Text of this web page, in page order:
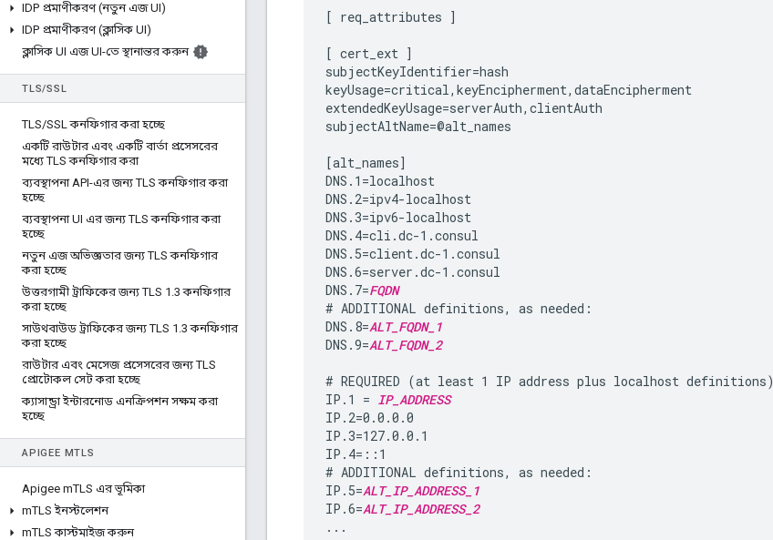
IDP প্রমাণীকরণ (নতুন এজ UI)
IDP প্রমাণীকরণ (ক্লাসিক UI)
ক্লাসিক UI এজ UI-তে স্থানান্তর করুন
TLS/SSL
TLS/SSL কনফিগার করা হচ্ছে
একটি রাউটার এবং একটি বার্তা প্রসেসরের
মধ্যে TLS কনফিগার করা
ব্যবস্থাপনা API-এর জন্য TLS কনফিগার করা
হচ্ছে
ব্যবস্থাপনা UI এর জন্য TLS কনফিগার করা
হচ্ছে
নতুন এজ অভিজ্ঞতার জন্য TLS কনফিগার
করা হচ্ছে
উত্তরগামী ট্রাফিকের জন্য TLS 1 .3 কনফিগার
করা হচ্ছে
সাউথবাউড ট্রাফিকের জন্য TLS 1 .3 কনফিগার
করা হচ্ছে
রাউটার এবং মেসেজ প্রসেসরের জন্য TLS
প্রোটোকল সেট করা হচ্ছে
ক্যাসান্ড্রা ইন্টারনোড এনক্রিপশন সক্ষম করা
হচ্ছে
APIGEE MTLS
Apigee mTLS এর ভূমিকা
mTLS ইনস্টলেশন
mTLS কাস্টমাইজ করুন
[ req_attributes ]
[ cert_ext ]
subjectKeyIdentifier=hash
keyUsage=critical,keyEncipherment,dataEncipherment
extendedKeyUsage=serverAuth,clientAuth
subjectAltName=@alt_names
[alt_names]
DNS.1=localhost
DNS.2=ipv4-localhost
DNS.3=ipv6-localhost
DNS.4=cli.dc-1.consul
DNS.5=client.dc-1.consul
DNS.6=server.dc-1.consul
DNS.7=FQDN
# ADDITIONAL definitions, as needed:
DNS.8=ALT_FQDN_1
DNS.9=ALT_FQDN_2
# REQUIRED (at least 1 IP address plus localhost definitions)
IP.1 = IP_ADDRESS
IP.2=0.0.0.0
IP.3=127.0.0.1
IP.4=::1
# ADDITIONAL definitions, as needed:
IP.5=ALT_IP_ADDRESS_1
IP.6=ALT_IP_ADDRESS_2
...